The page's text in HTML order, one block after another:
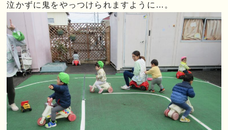
泣かずに鬼をやっつけられますように…。